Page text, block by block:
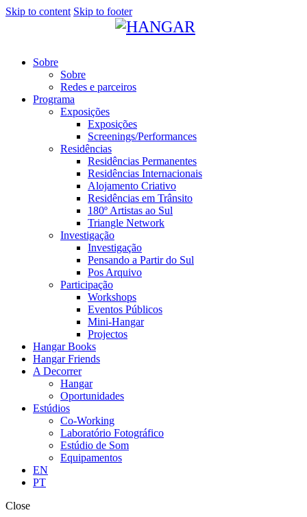
Skip to content Skip to footer
Sobre
Sobre
Redes e parceiros
Programa
Exposições
Exposições
Screenings/Performances
Residências
Residências Permanentes
Residências Internacionais
Alojamento Criativo
Residências em Trânsito
180º Artistas ao Sul
Triangle Network
Investigação
Investigação
Pensando a Partir do Sul
Pos Arquivo
Participação
Workshops
Eventos Públicos
Mini-Hangar
Projectos
Hangar Books
Hangar Friends
A Decorrer
Hangar
Oportunidades
Estúdios
Co-Working
Laboratório Fotográfico
Estúdio de Som
Equipamentos
EN
PT
Close